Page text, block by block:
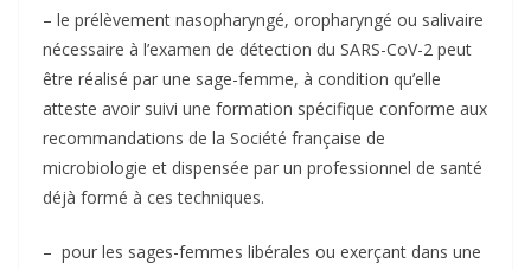
– le prélèvement nasopharyngé, oropharyngé ou salivaire
nécessaire à l’examen de détection du SARS-CoV-2 peut
être réalisé par une sage-femme, à condition qu’elle
atteste avoir suivi une formation spécifique conforme aux
recommandations de la Société française de
microbiologie et dispensée par un professionnel de santé
déjà formé à ces techniques.
– pour les sages-femmes libérales ou exerçant dans une